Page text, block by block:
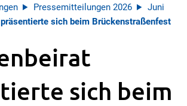
Pressemitteilungen 2026
Juni
sich beim Brückenstraßenfest
sich beim